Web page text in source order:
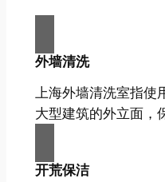
外墙清洗
上海外墙清洗室指
大型建筑的外立面，
开荒保洁